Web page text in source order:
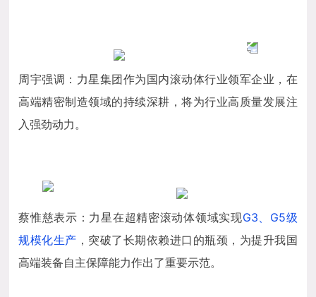
周宇强调：力星集团作为国内滚动体行业领军企业，在
高端精密制造领域的持续深耕，将为行业高质量发展注
入强劲动力。
蔡惟慈表示：力星在超精密滚动体领域实现G3、G5级
规模化生产 ，突破了长期依赖进口的瓶颈，为提升我国
高端装备自主保障能力作出了重要示范。